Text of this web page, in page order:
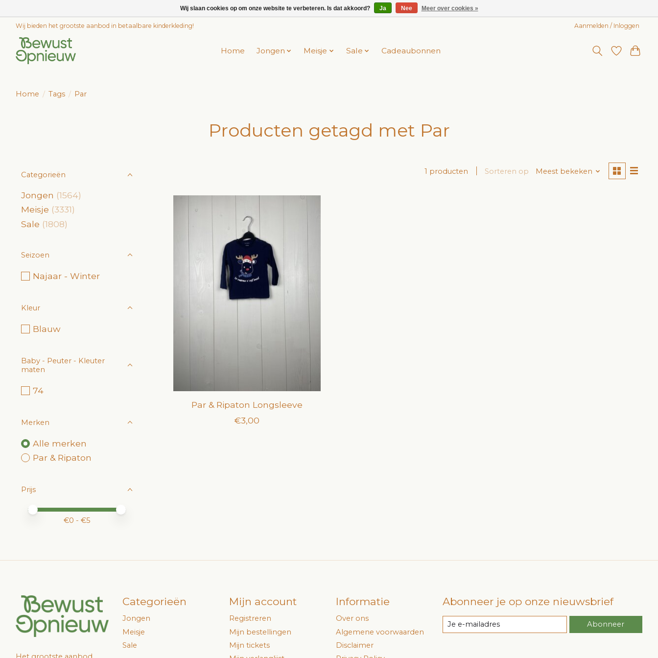
Wij bieden het grootste aanbod in betaalbare kinderkleding! Aanmelden / Inloggen
Home Jongen Meisje Sale Cadeaubonnen
Home / Tags / Par
Producten getagd met Par
Categorieën
Jongen (1564)
Meisje (3331)
Sale (1808)
Seizoen
Najaar - Winter
Kleur
Blauw
Baby - Peuter - Kleuter
maten
74
Merken
Alle merken
Par & Ripaton
Prijs
Minimale prijswaarde
Price maximum value
€0 - €5
1 producten Sorteren op Meest bekeken
Par & Ripaton Longsleeve
€3,00
Categorieën
Jongen
Meisje
Sale
Mijn account
Registreren
Mijn bestellingen
Mijn tickets
Informatie
Over ons
Algemene voorwaarden
Disclaimer
Abonneer je op onze nieuwsbrief
Abonneer
Wij slaan cookies op om onze website te verbeteren. Is dat akkoord? Ja Nee Meer over cookies »